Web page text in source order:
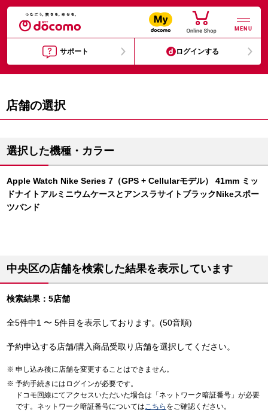
MENU
サポート ログインする
店舗の選択
選択した機種・カラー
Apple Watch Nike Series 7（GPS + Cellularモデル） 41mm ミッ
ドナイトアルミニウムケースとアンスラサイトブラックNikeスポー
ツバンド
中央区の店舗を検索した結果を表示しています
検索結果：5店舗
全5件中1 〜 5件目を表示しております。(50音順)
予約申込する店舗/購入商品受取り店舗を選択してください。
申し込み後に店舗を変更することはできません。
予約手続きにはログインが必要です。
ドコモ回線にてアクセスいただいた場合は「ネットワーク暗証番号」が必要
です。ネットワーク暗証番号についてはこちら をご確認ください。